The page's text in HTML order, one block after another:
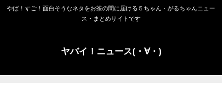
やば！すご！面白そうなネタをお茶の間に届ける５ちゃん・がるちゃんニュー
ス・まとめサイトです
ヤバイ！ニュース(・∀・)